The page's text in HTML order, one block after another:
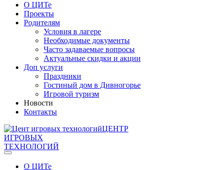
О ЦИТе
Проекты
Родителям
Условия в лагере
Необходимые документы
Часто задаваемые вопросы
Актуальные скидки и акции
Доп услуги
Праздники
Гостиный дом в Дивногорье
Игровой туризм
Новости
Контакты
ЦЕНТР
ИГРОВЫХ
ТЕХНОЛОГИЙ
О ЦИТе